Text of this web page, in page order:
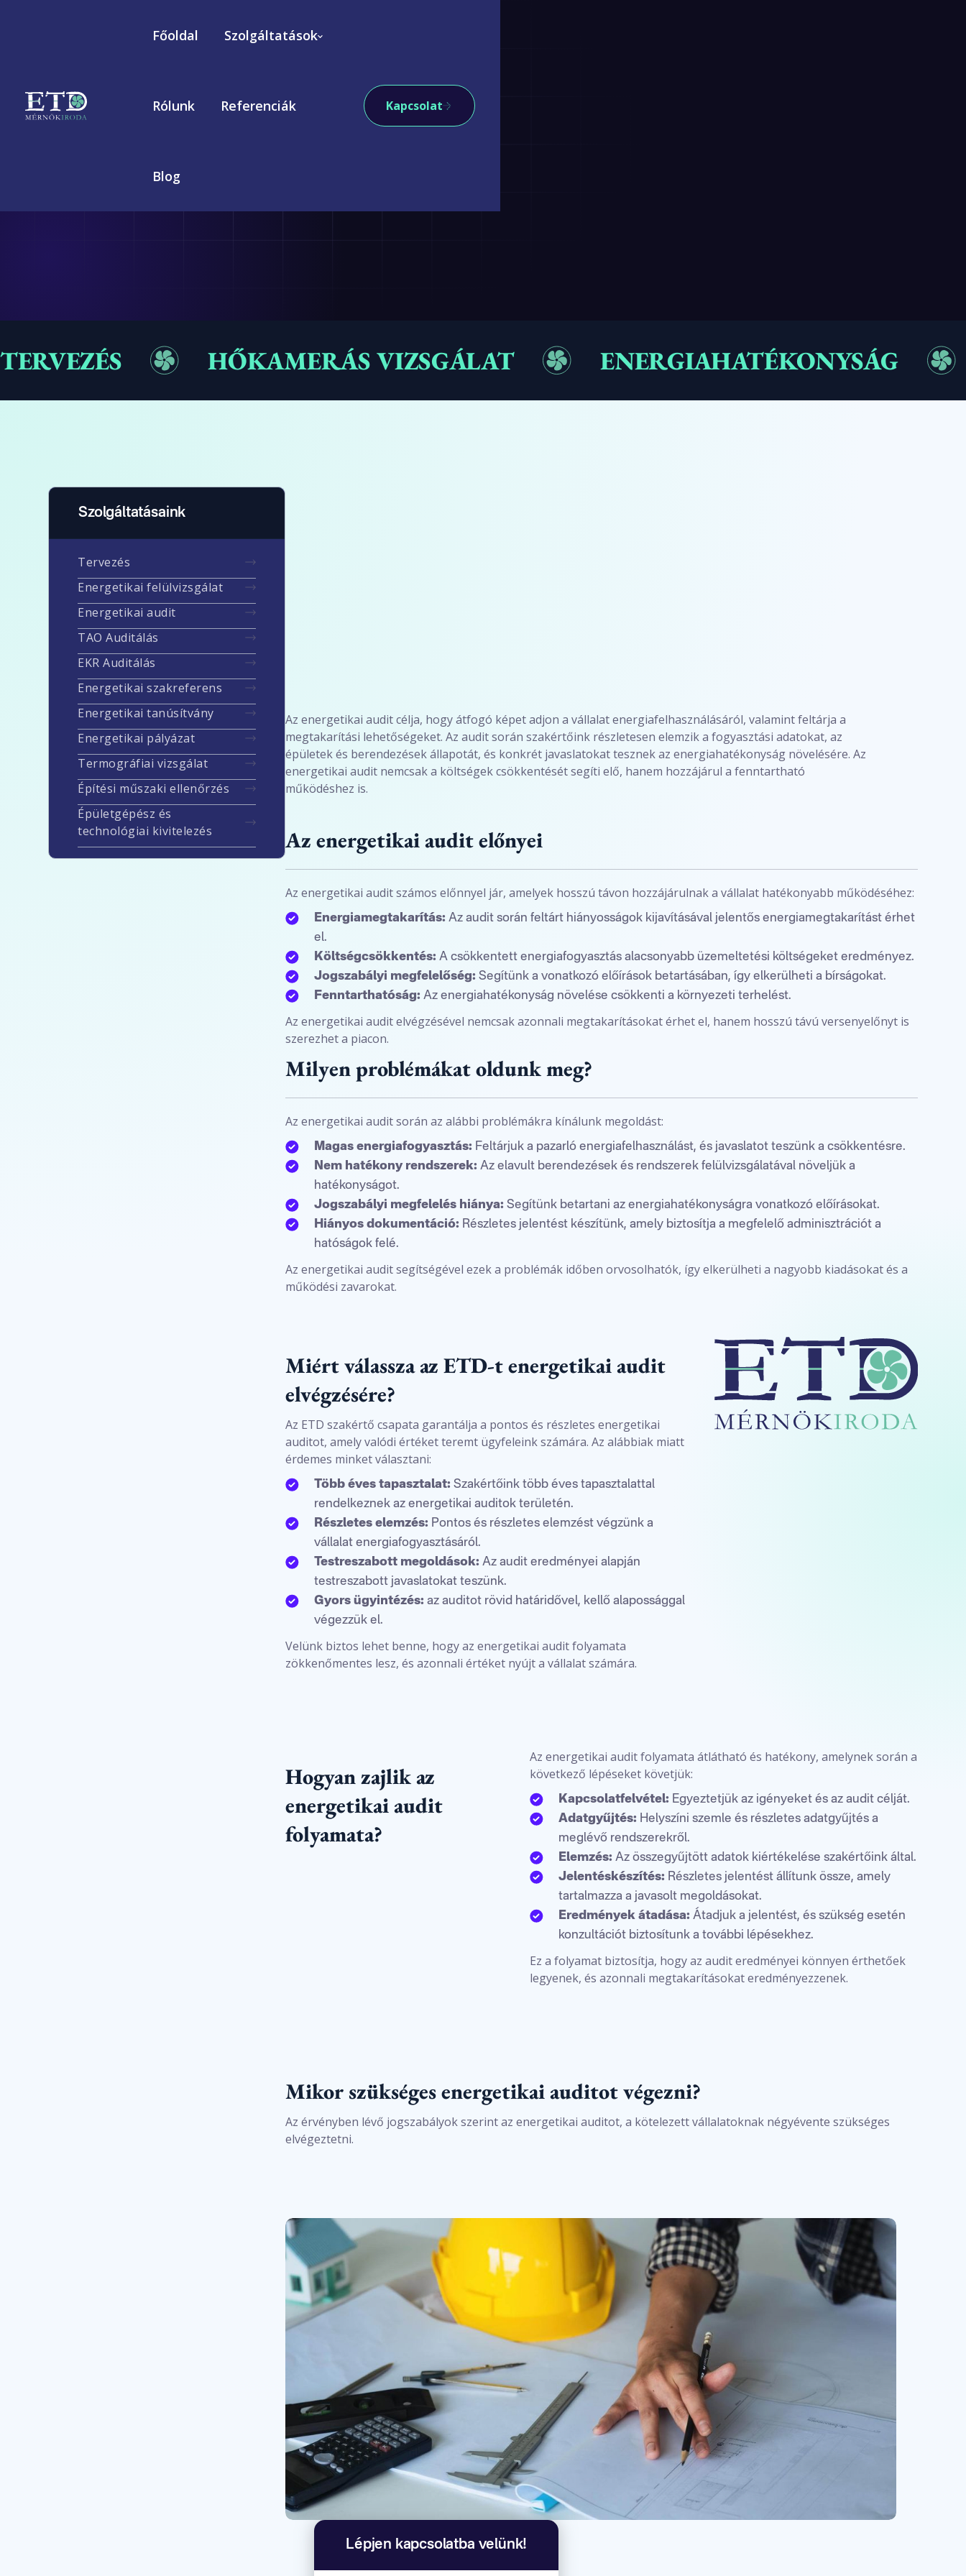
Főoldal Szolgáltatások
Rólunk Referenciák
Blog
Kapcsolat
TERVEZÉS HŐKAMERÁS VIZSGÁLAT ENERGIAHATÉKONYSÁG
Szolgáltatásaink
Tervezés
Energetikai felülvizsgálat
Energetikai audit
TAO Auditálás
EKR Auditálás
Energetikai szakreferens
Energetikai tanúsítvány
Energetikai pályázat
Termográfiai vizsgálat
Építési műszaki ellenőrzés
Épületgépész és
technológiai kivitelezés
Az energetikai audit célja, hogy átfogó képet adjon a vállalat energiafelhasználásáról, valamint feltárja a
megtakarítási lehetőségeket. Az audit során szakértőink részletesen elemzik a fogyasztási adatokat, az
épületek és berendezések állapotát, és konkrét javaslatokat tesznek az energiahatékonyság növelésére. Az
energetikai audit nemcsak a költségek csökkentését segíti elő, hanem hozzájárul a fenntartható
működéshez is.
Az energetikai audit előnyei
Az energetikai audit számos előnnyel jár, amelyek hosszú távon hozzájárulnak a vállalat hatékonyabb működéséhez:
Energiamegtakarítás: Az audit során feltárt hiányosságok kijavításával jelentős energiamegtakarítást érhet
el.
Költségcsökkentés: A csökkentett energiafogyasztás alacsonyabb üzemeltetési költségeket eredményez.
Jogszabályi megfelelőség: Segítünk a vonatkozó előírások betartásában, így elkerülheti a bírságokat.
Fenntarthatóság: Az energiahatékonyság növelése csökkenti a környezeti terhelést.
Az energetikai audit elvégzésével nemcsak azonnali megtakarításokat érhet el, hanem hosszú távú versenyelőnyt is
szerezhet a piacon.
Milyen problémákat oldunk meg?
Az energetikai audit során az alábbi problémákra kínálunk megoldást:
Magas energiafogyasztás: Feltárjuk a pazarló energiafelhasználást, és javaslatot teszünk a csökkentésre.
Nem hatékony rendszerek: Az elavult berendezések és rendszerek felülvizsgálatával növeljük a
hatékonyságot.
Jogszabályi megfelelés hiánya: Segítünk betartani az energiahatékonyságra vonatkozó előírásokat.
Hiányos dokumentáció: Részletes jelentést készítünk, amely biztosítja a megfelelő adminisztrációt a
hatóságok felé.
Az energetikai audit segítségével ezek a problémák időben orvosolhatók, így elkerülheti a nagyobb kiadásokat és a
működési zavarokat.
Miért válassza az ETD-t energetikai audit
elvégzésére?
Az ETD szakértő csapata garantálja a pontos és részletes energetikai
auditot, amely valódi értéket teremt ügyfeleink számára. Az alábbiak miatt
érdemes minket választani:
Több éves tapasztalat: Szakértőink több éves tapasztalattal
rendelkeznek az energetikai auditok területén.
Részletes elemzés: Pontos és részletes elemzést végzünk a
vállalat energiafogyasztásáról.
Testreszabott megoldások: Az audit eredményei alapján
testreszabott javaslatokat teszünk.
Gyors ügyintézés: az auditot rövid határidővel, kellő alapossággal
végezzük el.
Velünk biztos lehet benne, hogy az energetikai audit folyamata
zökkenőmentes lesz, és azonnali értéket nyújt a vállalat számára.
Hogyan zajlik az
energetikai audit
folyamata?
Az energetikai audit folyamata átlátható és hatékony, amelynek során a
következő lépéseket követjük:
Kapcsolatfelvétel: Egyeztetjük az igényeket és az audit célját.
Adatgyűjtés: Helyszíni szemle és részletes adatgyűjtés a
meglévő rendszerekről.
Elemzés: Az összegyűjtött adatok kiértékelése szakértőink által.
Jelentéskészítés: Részletes jelentést állítunk össze, amely
tartalmazza a javasolt megoldásokat.
Eredmények átadása: Átadjuk a jelentést, és szükség esetén
konzultációt biztosítunk a további lépésekhez.
Ez a folyamat biztosítja, hogy az audit eredményei könnyen érthetőek
legyenek, és azonnali megtakarításokat eredményezzenek.
Mikor szükséges energetikai auditot végezni?
Az érvényben lévő jogszabályok szerint az energetikai auditot, a kötelezett vállalatoknak négyévente szükséges
elvégeztetni.
Lépjen kapcsolatba velünk!